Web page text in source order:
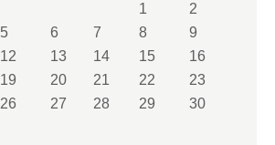
1
2
5 6 7 8
9
12 13 14 15
16
19 20 21 22
23
26 27 28 29
30